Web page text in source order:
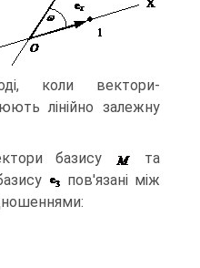
коли вектори-
лінійно залежну
базису
та
пов'язані між